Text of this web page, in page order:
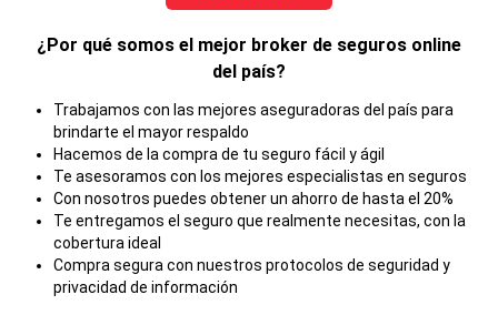
¿Por qué somos el mejor broker de seguros online
del país?
Trabajamos con las mejores aseguradoras del país para
brindarte el mayor respaldo
Hacemos de la compra de tu seguro fácil y ágil
Te asesoramos con los mejores especialistas en seguros
Con nosotros puedes obtener un ahorro de hasta el 20%
Te entregamos el seguro que realmente necesitas, con la
cobertura ideal
Compra segura con nuestros protocolos de seguridad y
privacidad de información